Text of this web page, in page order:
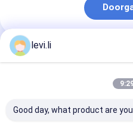
Onze Categorieën
levi.li
Good day, what product are